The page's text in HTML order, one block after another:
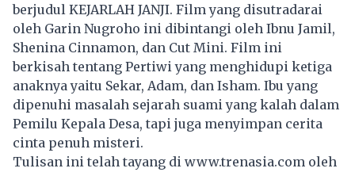
berjudul KEJARLAH JANJI. Film yang disutradarai
oleh Garin Nugroho ini dibintangi oleh Ibnu Jamil,
Shenina Cinnamon, dan Cut Mini. Film ini
berkisah tentang Pertiwi yang menghidupi ketiga
anaknya yaitu Sekar, Adam, dan Isham. Ibu yang
dipenuhi masalah sejarah suami yang kalah dalam
Pemilu Kepala Desa, tapi juga menyimpan cerita
cinta penuh misteri.
Tulisan ini telah tayang di www.trenasia.com oleh